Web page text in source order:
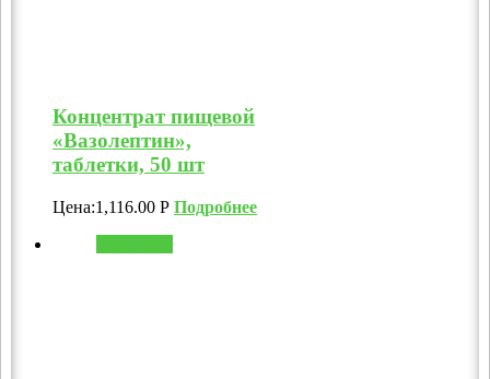
Концентрат пищевой
«Вазолептин»,
таблетки, 50 шт
Цена:1,116.00 Р Подробнее